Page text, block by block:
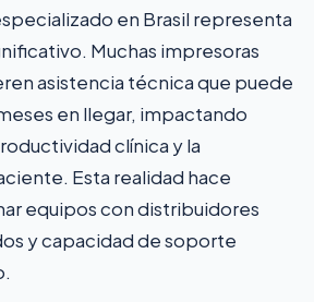
en Brasil representa
Muchas impresoras
asistencia técnica que puede
en llegar, impactando
clínica y la
Esta realidad hace
equipos con distribuidores
y capacidad de soporte